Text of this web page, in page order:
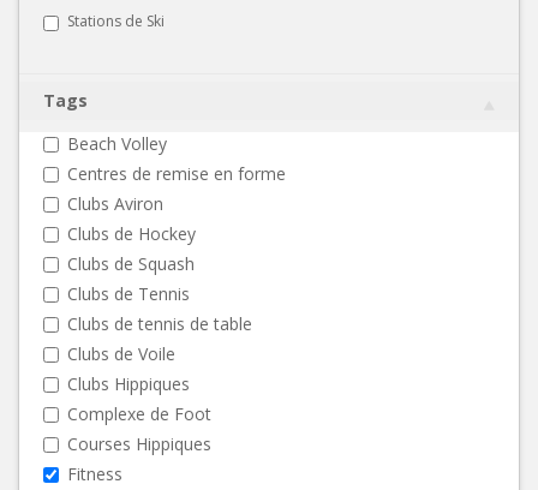
Stations de Ski
Tags
Beach Volley
Centres de remise en forme
Clubs Aviron
Clubs de Hockey
Clubs de Squash
Clubs de Tennis
Clubs de tennis de table
Clubs de Voile
Clubs Hippiques
Complexe de Foot
Courses Hippiques
Fitness